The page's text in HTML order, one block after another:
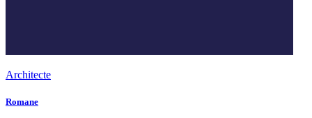
Architecte
Romane